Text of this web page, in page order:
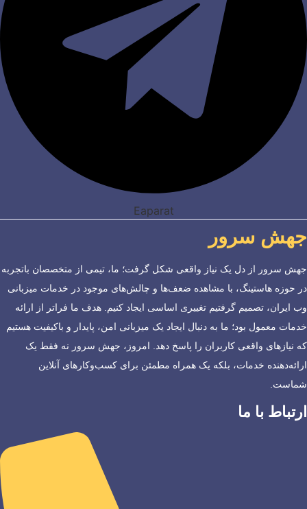
Eaparat
جهش سرور
جهش سرور از دل یک نیاز واقعی شکل گرفت؛ ما، تیمی از متخصصان باتجربه
در حوزه هاستینگ، با مشاهده ضعف‌ها و چالش‌های موجود در خدمات میزبانی
وب ایران، تصمیم گرفتیم تغییری اساسی ایجاد کنیم. هدف ما فراتر از ارائه
خدمات معمول بود؛ ما به دنبال ایجاد یک میزبانی امن، پایدار و باکیفیت هستیم
که نیازهای واقعی کاربران را پاسخ دهد. امروز، جهش سرور نه فقط یک
ارائه‌دهنده خدمات، بلکه یک همراه مطمئن برای کسب‌وکارهای آنلاین
شماست.
ارتباط با ما